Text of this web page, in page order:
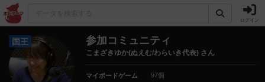
ログイン
国王 参加コミュニティ
こまざきゆか(ぬえむ/わらいき代表) さん
マイボードゲーム
97個